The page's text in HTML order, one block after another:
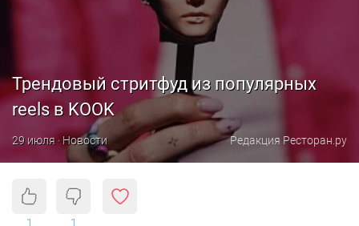
Трендовый стритфуд из популярных
reels в KOOK
29 июля · Новости Редакция Ресторан.ру
1 1